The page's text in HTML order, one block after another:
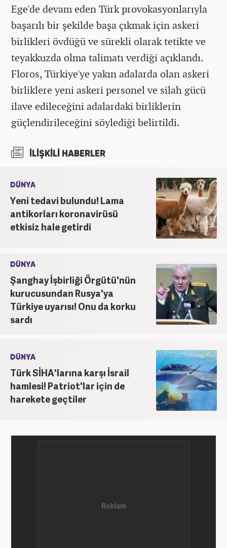
Ege'de devam eden Türk provokasyonlarıyla
başarılı bir şekilde başa çıkmak için askeri
birlikleri övdüğü ve sürekli olarak tetikte ve
teyakkuzda olma talimatı verdiği açıklandı.
Floros, Türkiye'ye yakın adalarda olan askeri
birliklere yeni askeri personel ve silah gücü
ilave edileceğini adalardaki birliklerin
güçlendirileceğini söylediği belirtildi.
İLİŞKİLİ HABERLER
DÜNYA
Yeni tedavi bulundu! Lama
antikorları koronavirüsü
etkisiz hale getirdi
DÜNYA
Şanghay İşbirliği Örgütü'nün
kurucusundan Rusya'ya
Türkiye uyarısı! Onu da korku
sardı
DÜNYA
Türk SİHA'larına karşı İsrail
hamlesi! Patriot'lar için de
harekete geçtiler